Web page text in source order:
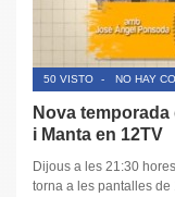
50 VISTO - NO HAY
Nova
i Manta en 12TV
Dijous a les 21:30
torna a les pantalles de